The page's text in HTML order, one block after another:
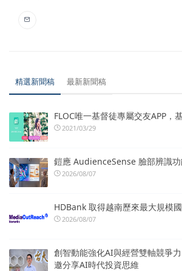
精選新聞稿 最新新聞稿
FLOC唯一基督徒專屬交友APP，
2021/03/29
鎧應 AudienceSense 臉部辨識
2026/08/07
HDBank 取得越南歷來最大規模
2026/08/07
創智動能強化AI與經營雙軸競爭
邀分享AI時代投資思維